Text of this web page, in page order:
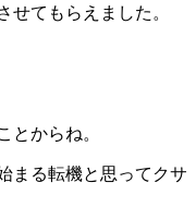
せてもらえました。
とからね。
まる転機と思ってクサ